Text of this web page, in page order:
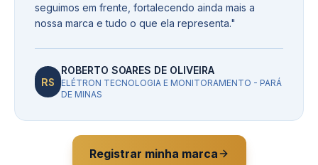
seguimos em frente, fortalecendo ainda mais a
nossa marca e tudo o que ela representa."
RS
ROBERTO SOARES DE OLIVEIRA
ELÉTRON TECNOLOGIA E MONITORAMENTO - PARÁ
DE MINAS
Registrar minha marca